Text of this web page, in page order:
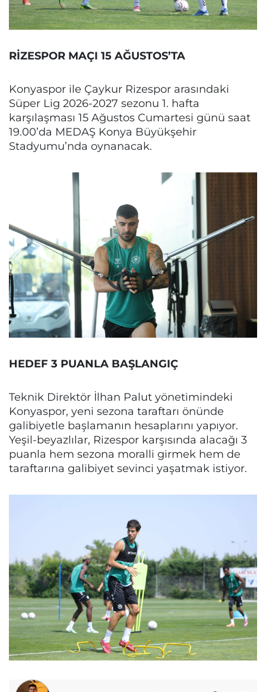
RİZESPOR MAÇI 15 AĞUSTOS’TA
Konyaspor ile Çaykur Rizespor arasındaki
Süper Lig 2026-2027 sezonu 1. hafta
karşılaşması 15 Ağustos Cumartesi günü saat
19.00’da MEDAŞ Konya Büyükşehir
Stadyumu’nda oynanacak.
HEDEF 3 PUANLA BAŞLANGIÇ
Teknik Direktör İlhan Palut yönetimindeki
Konyaspor, yeni sezona taraftarı önünde
galibiyetle başlamanın hesaplarını yapıyor.
Yeşil-beyazlılar, Rizespor karşısında alacağı 3
puanla hem sezona moralli girmek hem de
taraftarına galibiyet sevinci yaşatmak istiyor.